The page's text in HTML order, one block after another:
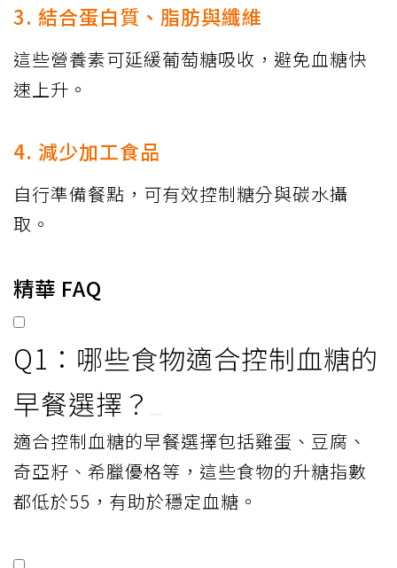
3. 結合蛋白質、脂肪與纖維
這些營養素可延緩葡萄糖吸收，避免血糖快
速上升。
4. 減少加工食品
自行準備餐點，可有效控制糖分與碳水攝
取。
精華 FAQ
Q1：哪些食物適合控制血糖的
早餐選擇？
適合控制血糖的早餐選擇包括雞蛋、豆腐、
奇亞籽、希臘優格等，這些食物的升糖指數
都低於55，有助於穩定血糖。